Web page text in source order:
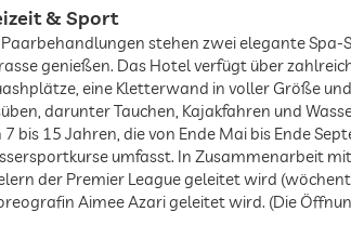
& Sport
Paarbehandlungen stehen zwei elegante
genießen. Das Hotel verfügt über
eine Kletterwand in voller Größe
darunter Tauchen, Kajakfahren und
7 bis 15 Jahren, die von Ende Mai bis Ende
umfasst. In Zusammenarbeit
der Premier League geleitet wird
Aimee Azari geleitet wird. (Die